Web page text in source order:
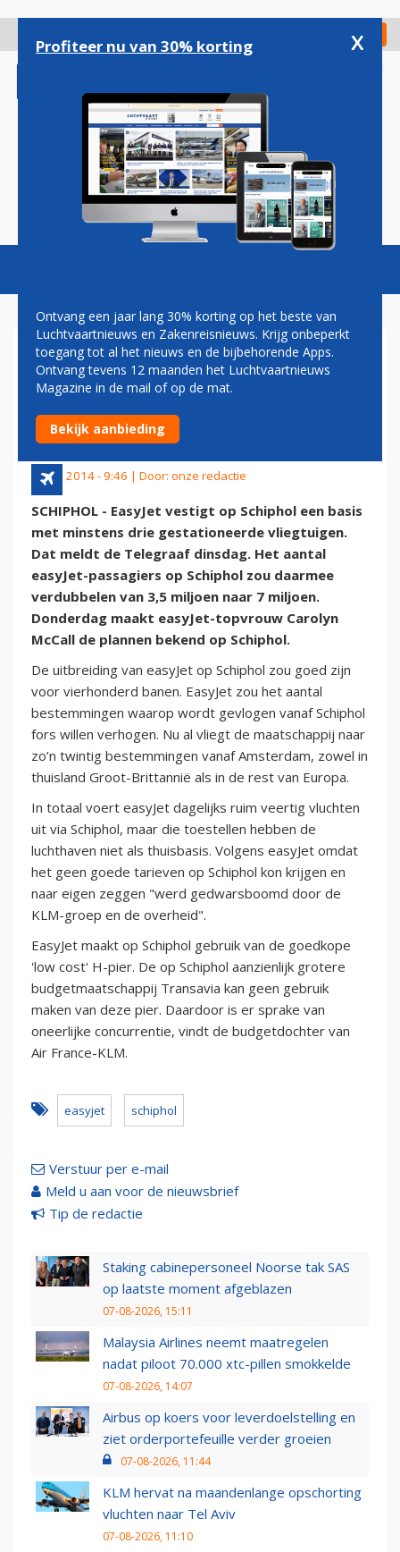
gaan
Check in
Magazine Podcasts Vacatures
'EASYJET-BASIS MET
MINSTENS DRIE TOESTELLEN
OP SCHIPHOL'
15 juli 2014 - 9:46 | Door: onze redactie
SCHIPHOL - EasyJet vestigt op Schiphol een basis
met minstens drie gestationeerde vliegtuigen.
Dat meldt de Telegraaf dinsdag. Het aantal
easyJet-passagiers op Schiphol zou daarmee
verdubbelen van 3,5 miljoen naar 7 miljoen.
Donderdag maakt easyJet-topvrouw Carolyn
McCall de plannen bekend op Schiphol.
De uitbreiding van easyJet op Schiphol zou goed zijn
voor vierhonderd banen. EasyJet zou het aantal
bestemmingen waarop wordt gevlogen vanaf Schiphol
fors willen verhogen. Nu al vliegt de maatschappij naar
zo’n twintig bestemmingen vanaf Amsterdam, zowel in
thuisland Groot-Brittannië als in de rest van Europa.
In totaal voert easyJet dagelijks ruim veertig vluchten
uit via Schiphol, maar die toestellen hebben de
luchthaven niet als thuisbasis. Volgens easyJet omdat
het geen goede tarieven op Schiphol kon krijgen en
naar eigen zeggen "werd gedwarsboomd door de
KLM-groep en de overheid".
EasyJet maakt op Schiphol gebruik van de goedkope
'low cost' H-pier. De op Schiphol aanzienlijk grotere
budgetmaatschappij Transavia kan geen gebruik
maken van deze pier. Daardoor is er sprake van
oneerlijke concurrentie, vindt de budgetdochter van
Air France-KLM.
easyjet schiphol
Verstuur per e-mail
Meld u aan voor de nieuwsbrief
Tip de redactie
Staking cabinepersoneel Noorse tak SAS
op laatste moment afgeblazen
07-08-2026, 15:11
Malaysia Airlines neemt maatregelen
nadat piloot 70.000 xtc-pillen smokkelde
07-08-2026, 14:07
Airbus op koers voor leverdoelstelling en
ziet orderportefeuille verder groeien
07-08-2026, 11:44
KLM hervat na maandenlange opschorting
vluchten naar Tel Aviv
07-08-2026, 11:10
Profiteer nu van 30% korting x
Ontvang een jaar lang 30% korting op het beste van
Luchtvaartnieuws en Zakenreisnieuws. Krijg onbeperkt
toegang tot al het nieuws en de bijbehorende Apps.
Ontvang tevens 12 maanden het Luchtvaartnieuws
Magazine in de mail of op de mat.
Bekijk aanbieding